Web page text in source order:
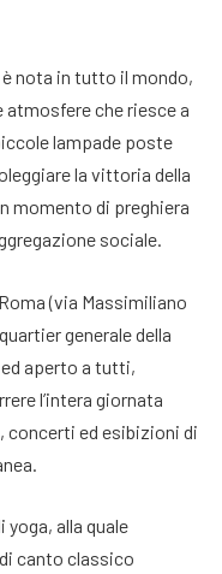
è nota in tutto il mondo,
atmosfere che riesce a
lampade poste
la vittoria della
momento di preghiera
sociale.
(via Massimiliano
generale della
ed aperto a tutti,
l’intera giornata
ed esibizioni di
yoga, alla quale
canto classico